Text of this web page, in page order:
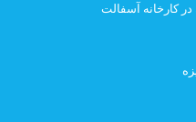
قیمت بهترین ایزوگام
کارخانه آسفالت